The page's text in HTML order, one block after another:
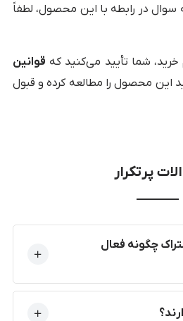
در رابطه با این محصول، لطفاً
شما تأیید می‌کنید که قوانین
این محصول را مطالعه کرده و قبول
پرتکرار
چگونه فعال